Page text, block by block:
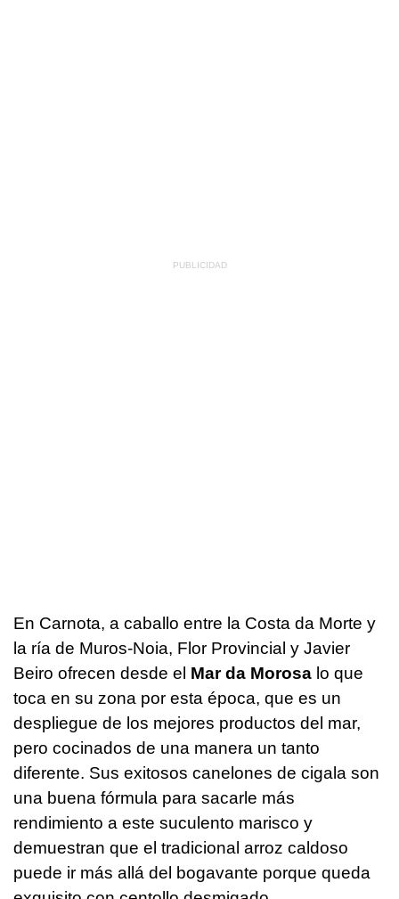
En Carnota, a caballo entre la Costa da Morte y
la ría de Muros-Noia, Flor Provincial y Javier
Beiro ofrecen desde el Mar da Morosa lo que
toca en su zona por esta época, que es un
despliegue de los mejores productos del mar,
pero cocinados de una manera un tanto
diferente. Sus exitosos canelones de cigala son
una buena fórmula para sacarle más
rendimiento a este suculento marisco y
demuestran que el tradicional arroz caldoso
puede ir más allá del bogavante porque queda